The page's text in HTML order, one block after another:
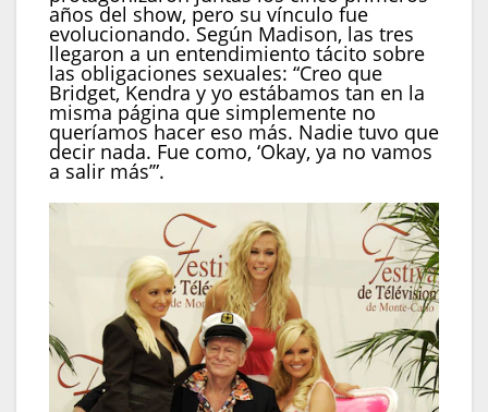
años del show, pero su vínculo fue
evolucionando. Según Madison, las tres
llegaron a un entendimiento tácito sobre
las obligaciones sexuales: “Creo que
Bridget, Kendra y yo estábamos tan en la
misma página que simplemente no
queríamos hacer eso más. Nadie tuvo que
decir nada. Fue como, ‘Okay, ya no vamos
a salir más’”.